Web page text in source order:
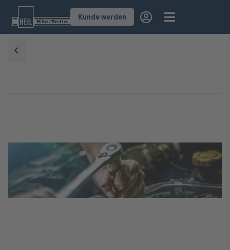
Kunde werden